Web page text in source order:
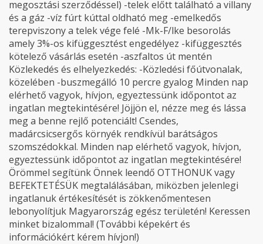
megosztási szerződéssel) -telek előtt található a villany
és a gáz -víz fúrt kúttal oldható meg -emelkedős
terepviszony a telek vége felé -Mk-F/lke besorolás
amely 3%-os kifüggesztést engedélyez -kifüggesztés
kötelező vásárlás esetén -aszfaltos út mentén
Közlekedés és elhelyezkedés: -Közledési főútvonalak,
közelében -buszmegálló 10 percre gyalog Minden nap
elérhető vagyok, hívjon, egyeztessünk időpontot az
ingatlan megtekintésére! Jöjjön el, nézze meg és lássa
meg a benne rejlő potenciált! Csendes,
madárcsicsergős környék rendkívül barátságos
szomszédokkal. Minden nap elérhető vagyok, hívjon,
egyeztessünk időpontot az ingatlan megtekintésére!
Örömmel segítünk Önnek leendő OTTHONUK vagy
BEFEKTETÉSÜK megtalálásában, miközben jelenlegi
ingatlanuk értékesítését is zökkenőmentesen
lebonyolítjuk Magyarország egész területén! Keressen
minket bizalommal! (További képekért és
információkért kérem hívjon!)